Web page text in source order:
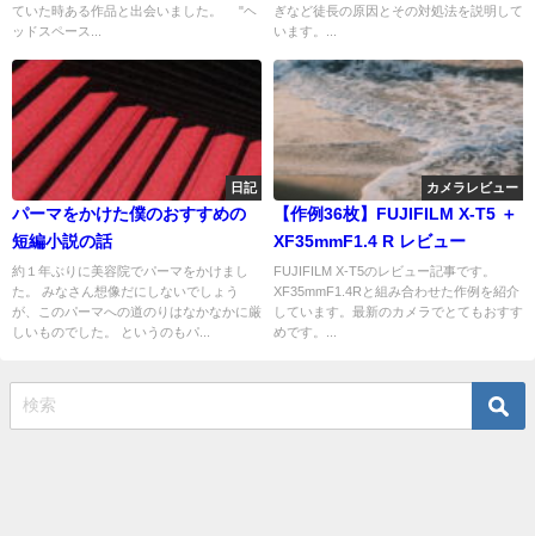
ていた時ある作品と出会いました。 "ヘ
ッドスペース...
ぎなど徒長の原因とその対処法を説明して
います。...
日記
パーマをかけた僕のおすすめの
短編小説の話
約１年ぶりに美容院でパーマをかけまし
た。 みなさん想像だにしないでしょう
が、このパーマへの道のりはなかなかに厳
しいものでした。 というのもパ...
カメラレビュー
【作例36枚】FUJIFILM X-T5 ＋
XF35mmF1.4 R レビュー
FUJIFILM X-T5のレビュー記事です。
XF35mmF1.4Rと組み合わせた作例を紹介
しています。最新のカメラでとてもおすす
めです。...